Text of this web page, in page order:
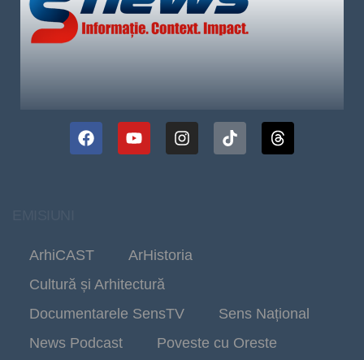
ArhiCAST
ArHistoria
Cultură și Arhitectură
Documentarele SensTV
Sens Național
News Podcast
Poveste cu Oreste